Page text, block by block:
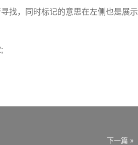
找，同时标记的意思在左侧也是展示
下一篇 »